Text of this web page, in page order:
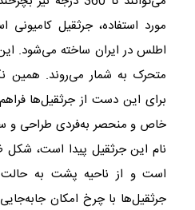
مورد استفاده، جرثقیل
اطلس در ایران ساخته می‌شود.
متحرک به شمار می‌روند. همین
برای این دست از جرثقیل‌ها
خاص و منحصر به‌فردی طراحی و
نام این جرثقیل پیدا است،
است و از ناحیه پشت به حالت
جرثقیل‌ها با چرخ امکان